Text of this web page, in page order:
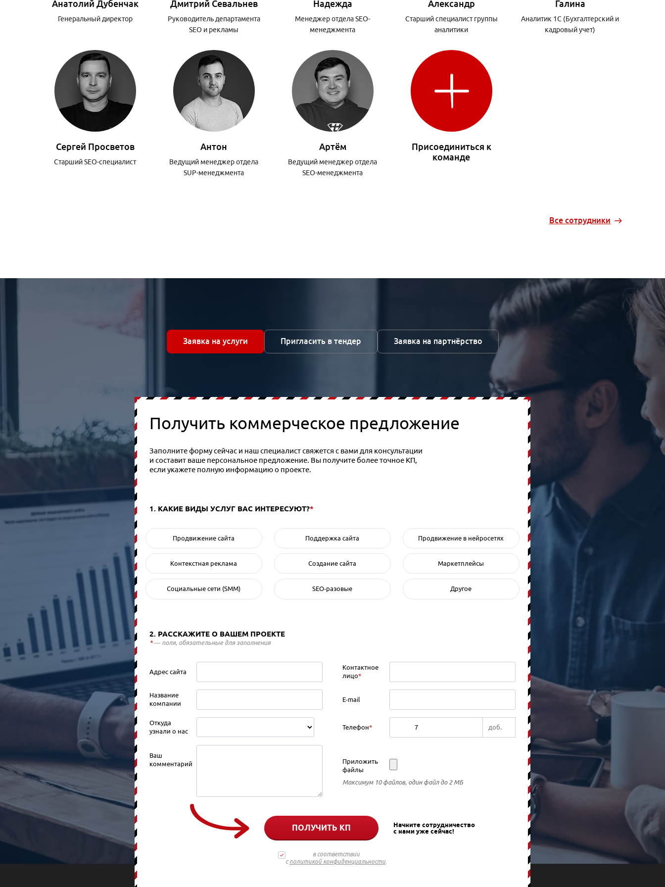
Анатолий Дубенчак
Генеральный директор
Дмитрий Севальнев
Руководитель департамента
SEO и рекламы
Надежда
Менеджер отдела SEO-
менеджмента
Александр
Старший специалист группы
аналитики
Галина
Аналитик 1С (Бухгалтерский и
кадровый учет)
Сергей Просветов
Старший SEO-специалист
Антон
Ведущий менеджер отдела
SUP-менеджмента
Артём
Ведущий менеджер отдела
SEO-менеджмента
Присоединиться к
команде
Все сотрудники
Заявка на услуги Пригласить в тендер Заявка на партнёрство
Получить коммерческое предложение
Заполните форму сейчас и наш специалист свяжется с вами для консультации
и составит ваше персональное предложение. Вы получите более точное КП,
если укажете полную информацию о проекте.
1. КАКИЕ ВИДЫ УСЛУГ ВАС ИНТЕРЕСУЮТ?*
Продвижение сайта Поддержка сайта Продвижение в нейросетях
Контекстная реклама Создание сайта Маркетплейсы
Социальные сети (SMM) SEO-разовые Другое
2. РАССКАЖИТЕ О ВАШЕМ ПРОЕКТЕ
*— поля, обязательные для заполнения
Адрес сайта
Контактное
лицо*
Название
компании
E-mail
Откуда
узнали о нас
Телефон*
Ваш
комментарий
Приложить
файлы
Максимум 10 файлов, один файл до 2 МБ
ПОЛУЧИТЬ КП
Начните сотрудничество
с нами уже сейчас!
в соответствии
с политикой конфиденциальности